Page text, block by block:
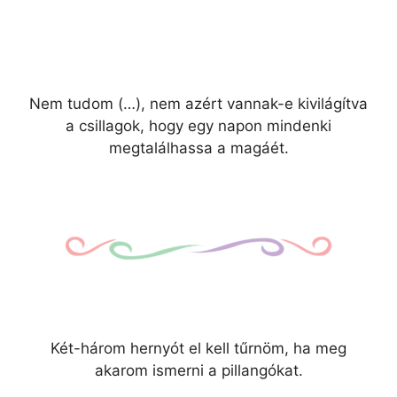
Nem tudom (…), nem azért vannak-e kivilágítva
a csillagok, hogy egy napon mindenki
megtalálhassa a magáét.
Két-három hernyót el kell tűrnöm, ha meg
akarom ismerni a pillangókat.